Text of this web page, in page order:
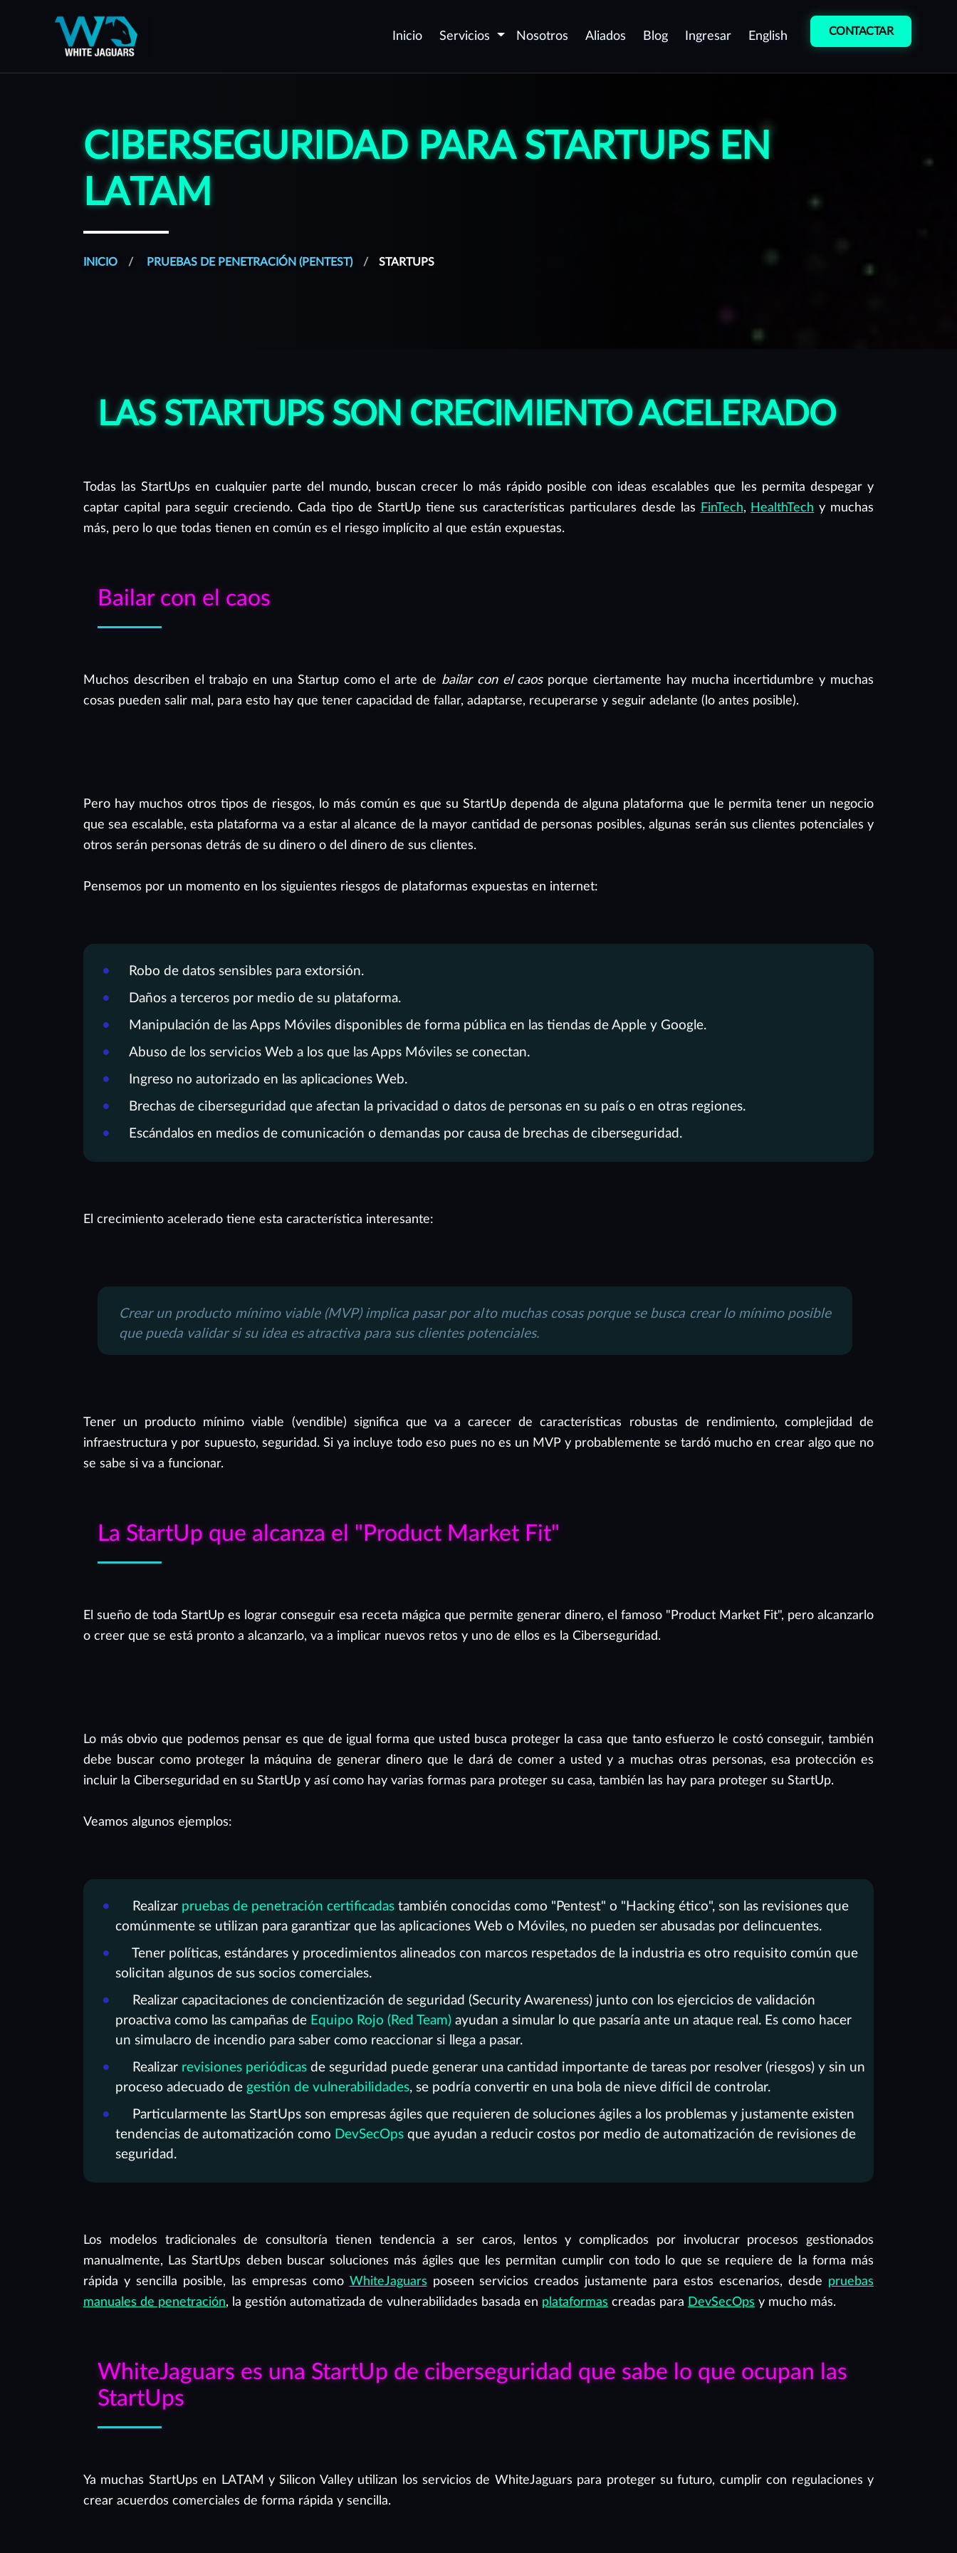
Inicio Servicios
Certificación de
aplicaciones Web y Móvil
Pentest como servicio
continuo (PTaaS)
Nosotros Aliados Blog Ingresar English CONTACTAR
CIBERSEGURIDAD PARA STARTUPS EN
LATAM
INICIO PRUEBAS DE PENETRACIÓN (PENTEST) STARTUPS
LAS STARTUPS SON CRECIMIENTO ACELERADO
Todas las StartUps en cualquier parte del mundo, buscan crecer lo más rápido posible con ideas escalables que les permita despegar y
captar capital para seguir creciendo. Cada tipo de StartUp tiene sus características particulares desde las FinTech, HealthTech y muchas
más, pero lo que todas tienen en común es el riesgo implícito al que están expuestas.
Bailar con el caos
Muchos describen el trabajo en una Startup como el arte de bailar con el caosporque ciertamente hay mucha incertidumbre y muchas
cosas pueden salir mal, para esto hay que tener capacidad de fallar, adaptarse, recuperarse y seguir adelante (lo antes posible).
Pero hay muchos otros tipos de riesgos, lo más común es que su StartUp dependa de alguna plataforma que le permita tener un negocio
que sea escalable, esta plataforma va a estar al alcance de la mayor cantidad de personas posibles, algunas serán sus clientes potenciales y
otros serán personas detrás de su dinero o del dinero de sus clientes.
Pensemos por un momento en los siguientes riesgos de plataformas expuestas en internet:
Robo de datos sensibles para extorsión.
Daños a terceros por medio de su plataforma.
Manipulación de las Apps Móviles disponibles de forma pública en las tiendas de Apple y Google.
Abuso de los servicios Web a los que las Apps Móviles se conectan.
Ingreso no autorizado en las aplicaciones Web.
Brechas de ciberseguridad que afectan la privacidad o datos de personas en su país o en otras regiones.
Escándalos en medios de comunicación o demandas por causa de brechas de ciberseguridad.
El crecimiento acelerado tiene esta característica interesante:
Crear un producto mínimo viable (MVP) implica pasar por alto muchas cosas porque se busca crear lo mínimo posible
que pueda validar si su idea es atractiva para sus clientes potenciales.
Tener un producto mínimo viable (vendible) significa que va a carecer de características robustas de rendimiento, complejidad de
infraestructura y por supuesto, seguridad. Si ya incluye todo eso pues no es un MVP y probablemente se tardó mucho en crear algo que no
se sabe si va a funcionar.
La StartUp que alcanza el "Product Market Fit"
El sueño de toda StartUp es lograr conseguir esa receta mágica que permite generar dinero, el famoso "Product Market Fit", pero alcanzarlo
o creer que se está pronto a alcanzarlo, va a implicar nuevos retos y uno de ellos es la Ciberseguridad.
Lo más obvio que podemos pensar es que de igual forma que usted busca proteger la casa que tanto esfuerzo le costó conseguir, también
debe buscar como proteger la máquina de generar dinero que le dará de comer a usted y a muchas otras personas, esa protección es
incluir la Ciberseguridad en su StartUp y así como hay varias formas para proteger su casa, también las hay para proteger su StartUp.
Veamos algunos ejemplos:
Realizar pruebas de penetración certificadas también conocidas como "Pentest" o "Hacking ético", son las revisiones que
comúnmente se utilizan para garantizar que las aplicaciones Web o Móviles, no pueden ser abusadas por delincuentes.
Tener políticas, estándares y procedimientos alineados con marcos respetados de la industria es otro requisito común que
solicitan algunos de sus socios comerciales.
Realizar capacitaciones de concientización de seguridad (Security Awareness) junto con los ejercicios de validación
proactiva como las campañas de Equipo Rojo (Red Team) ayudan a simular lo que pasaría ante un ataque real. Es como hacer
un simulacro de incendio para saber como reaccionar si llega a pasar.
Realizar revisiones periódicas de seguridad puede generar una cantidad importante de tareas por resolver (riesgos) y sin un
proceso adecuado de gestión de vulnerabilidades, se podría convertir en una bola de nieve difícil de controlar.
Particularmente las StartUps son empresas ágiles que requieren de soluciones ágiles a los problemas y justamente existen
tendencias de automatización como DevSecOps que ayudan a reducir costos por medio de automatización de revisiones de
seguridad.
Los modelos tradicionales de consultoría tienen tendencia a ser caros, lentos y complicados por involucrar procesos gestionados
manualmente, Las StartUps deben buscar soluciones más ágiles que les permitan cumplir con todo lo que se requiere de la forma más
rápida y sencilla posible, las empresas como WhiteJaguars poseen servicios creados justamente para estos escenarios, desde pruebas
manuales de penetración, la gestión automatizada de vulnerabilidades basada en plataformas creadas para DevSecOps y mucho más.
WhiteJaguars es una StartUp de ciberseguridad que sabe lo que ocupan las
StartUps
Ya muchas StartUps en LATAM y Silicon Valley utilizan los servicios de WhiteJaguars para proteger su futuro, cumplir con regulaciones y
crear acuerdos comerciales de forma rápida y sencilla.